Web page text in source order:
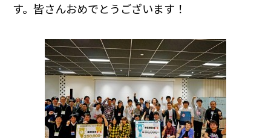
す。皆さんおめでとうございます！